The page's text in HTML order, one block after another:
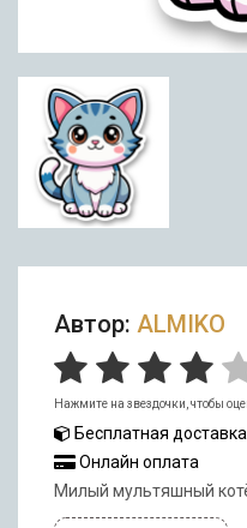
Автор: ALMIKO
Нажмите на звездочки, чтобы
Бесплатная
Онлайн оплата
Милый мультяшный